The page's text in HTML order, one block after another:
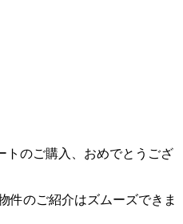
トのご購入、おめでとうござ
件のご紹介はズムーズできま